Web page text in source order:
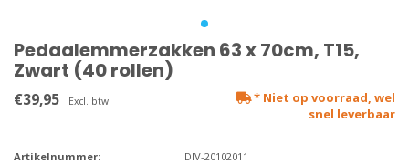
Pedaalemmerzakken 63 x 70cm, T15,
Zwart (40 rollen)
€39,95 Excl. btw
* Niet op voorraad, wel
snel leverbaar
Artikelnummer: DIV-20102011